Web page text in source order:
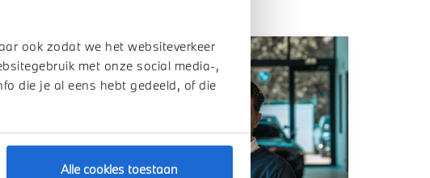
ook zodat we het websiteverkeer
met onze social media-,
die je al eens hebt gedeeld, of die
Alle cookies toestaan